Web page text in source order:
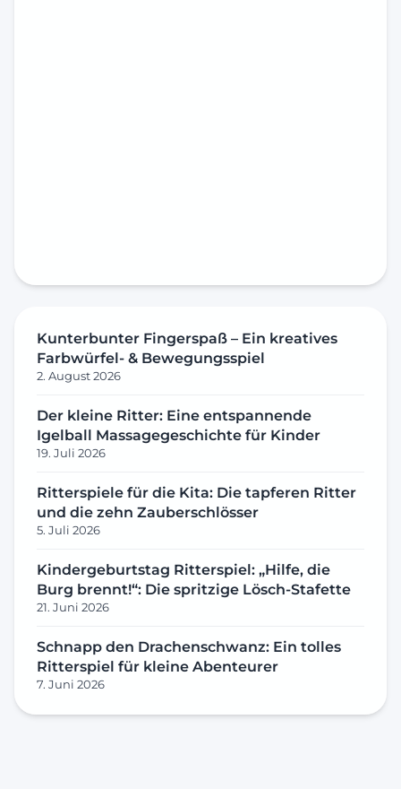
Kunterbunter Fingerspaß – Ein kreatives
Farbwürfel- & Bewegungsspiel
2. August 2026
Der kleine Ritter: Eine entspannende
Igelball Massagegeschichte für Kinder
19. Juli 2026
Ritterspiele für die Kita: Die tapferen Ritter
und die zehn Zauberschlösser
5. Juli 2026
Kindergeburtstag Ritterspiel: „Hilfe, die
Burg brennt!“: Die spritzige Lösch-Stafette
21. Juni 2026
Schnapp den Drachenschwanz: Ein tolles
Ritterspiel für kleine Abenteurer
7. Juni 2026